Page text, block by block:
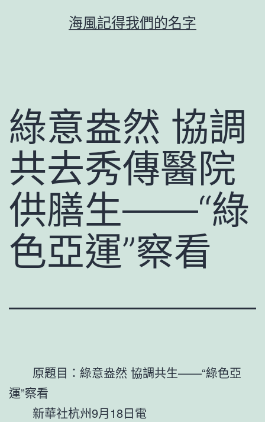
海風記得我們的名字
綠意盎然 協調
共去秀傳醫院
供膳生——“綠
色亞運”察看
原題目：綠意盎然 協調共生——“綠色亞
運”察看
新華社杭州9月18日電